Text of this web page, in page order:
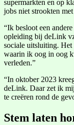
supermarkten en op
jobs niet strookten
“Ik besloot een
opleiding bij deLink
sociale uitsluiting. Het
waarin ik oog in oog
verleden.”
“In oktober 2023
deLink. Daar zet ik
te creëren rond de
Stem laten